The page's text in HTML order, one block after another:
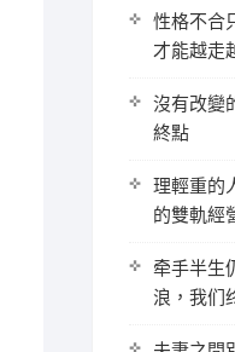
性格不合
才能越走
沒有改變
終點
理輕重的
的雙軌經
牵手半生
浪，我们